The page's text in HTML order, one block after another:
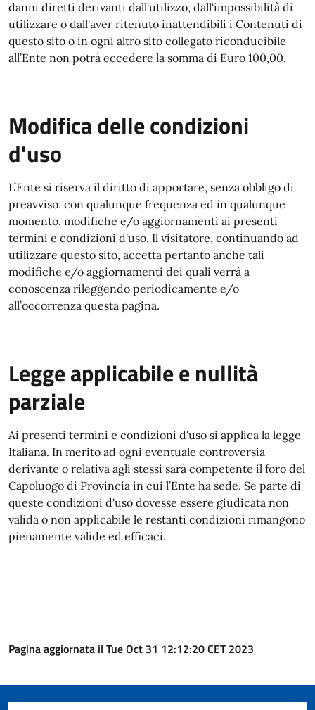
danni diretti derivanti dall'utilizzo, dall'impossibilità di
utilizzare o dall'aver ritenuto inattendibili i Contenuti di
questo sito o in ogni altro sito collegato riconducibile
all’Ente non potrà eccedere la somma di Euro 100,00.
Modifica delle condizioni
d'uso
L’Ente si riserva il diritto di apportare, senza obbligo di
preavviso, con qualunque frequenza ed in qualunque
momento, modifiche e/o aggiornamenti ai presenti
termini e condizioni d'uso. Il visitatore, continuando ad
utilizzare questo sito, accetta pertanto anche tali
modifiche e/o aggiornamenti dei quali verrà a
conoscenza rileggendo periodicamente e/o
all’occorrenza questa pagina.
Legge applicabile e nullità
parziale
Ai presenti termini e condizioni d'uso si applica la legge
Italiana. In merito ad ogni eventuale controversia
derivante o relativa agli stessi sarà competente il foro del
Capoluogo di Provincia in cui l’Ente ha sede. Se parte di
queste condizioni d'uso dovesse essere giudicata non
valida o non applicabile le restanti condizioni rimangono
pienamente valide ed efficaci.
Pagina aggiornata il Tue Oct 31 12:12:20 CET 2023